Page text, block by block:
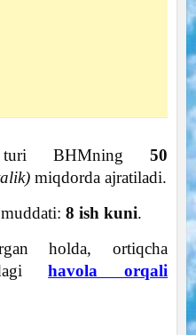
turi BHMning50
miqdorda ajratiladi.
8 ish kuni.
holda, ortiqcha
havola orqali